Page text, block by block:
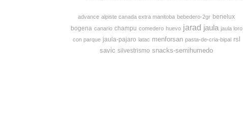
advance alpiste canada extra manitoba bebedero-2gr benelux
bogena canario champu comedero huevo jarad jaula jaula loro
con parque jaula-pajaro latac menforsan pasta-de-cria-bipal rsl
savic silvestrismo snacks-semihumedo